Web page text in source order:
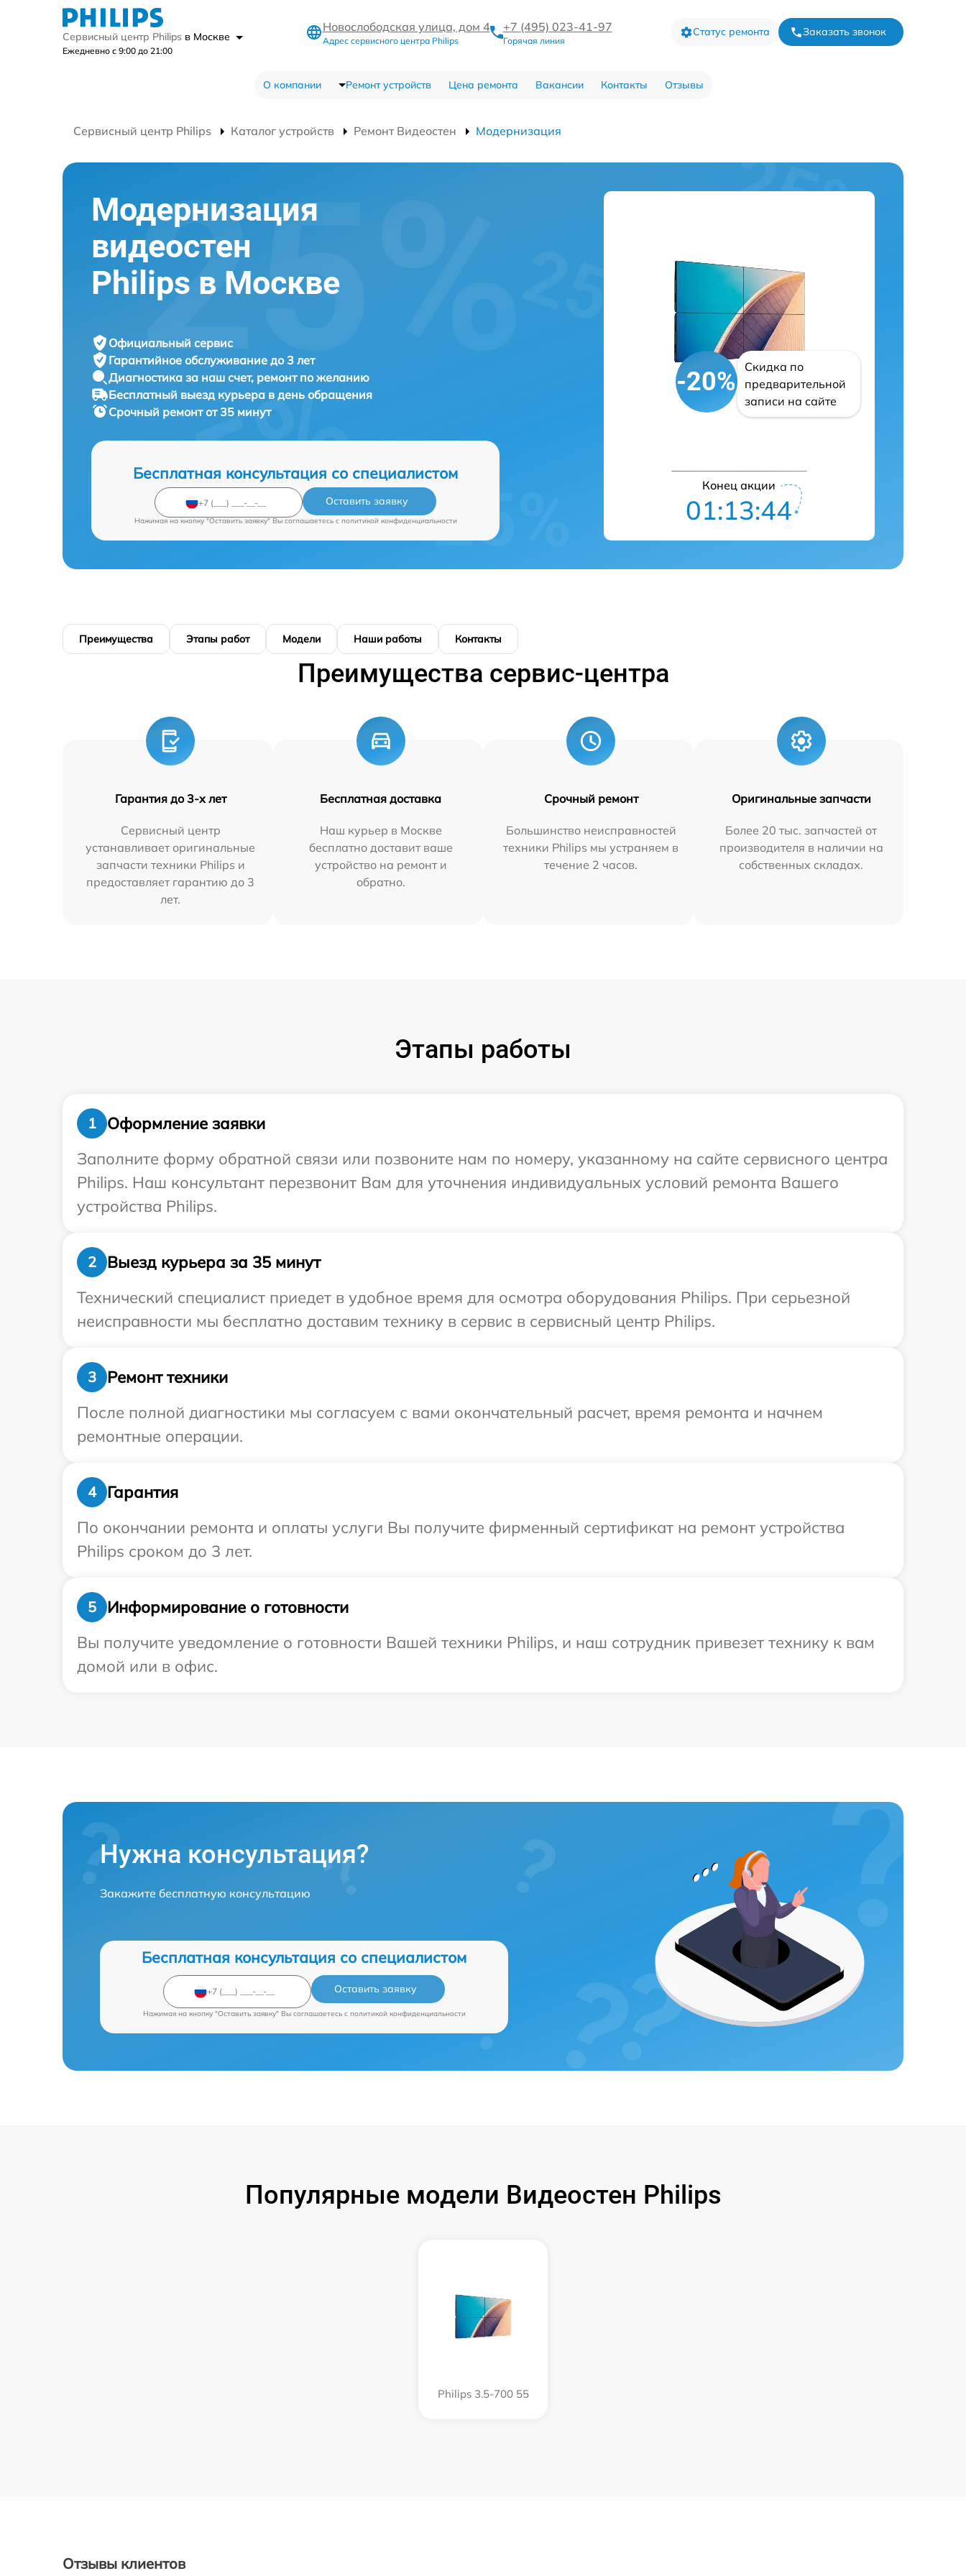
Сервисный центр Philips в Москве
Ежедневно с 9:00 до 21:00
Новослободская улица, дом 4
Адрес сервисного центра Philips
+7 (495) 023-41-97
Горячая линия
Статус ремонта Заказать звонок
О компании Ремонт устройств Цена ремонта Вакансии Контакты Отзывы
Сервисный центр Philips Каталог устройств Ремонт Видеостен Модернизация
Модернизация
видеостен
Philips в Москве
Официальный сервис
Гарантийное обслуживание до 3 лет
Диагностика за наш счет, ремонт по желанию
Бесплатный выезд курьера в день обращения
Срочный ремонтот 35 минут
Бесплатная консультация со специалистом
Оставить заявку
Нажимая на кнопку "Оставить заявку" Вы соглашаетесь c политикой конфиденциальности
-20%
Скидка по
предварительной
записи на сайте
Конец акции
01:13:42
Преимущества Этапы работ Модели Наши работы Контакты
Преимущества сервис-центра
Гарантия до 3-х лет
Сервисный центр
устанавливает оригинальные
запчасти техники Philips и
предоставляет гарантию до 3
лет.
Бесплатная доставка
Наш курьер в Москве
бесплатно доставит ваше
устройство на ремонт и
обратно.
Срочный ремонт
Большинство неисправностей
техники Philips мы устраняем в
течение 2 часов.
Оригинальные запчасти
Более 20 тыс. запчастей от
производителя в наличии на
собственных складах.
Этапы работы
1
Оформление заявки
Заполните форму обратной связи или позвоните нам по номеру, указанному на сайте сервисного центра
Philips. Наш консультант перезвонит Вам для уточнения индивидуальных условий ремонта Вашего
устройства Philips.
2
Выезд курьера за 35 минут
Технический специалист приедет в удобное время для осмотра оборудования Philips. При серьезной
неисправности мы бесплатно доставим технику в сервис в сервисный центр Philips.
3
Ремонт техники
После полной диагностики мы согласуем с вами окончательный расчет, время ремонта и начнем
ремонтные операции.
4
Гарантия
По окончании ремонта и оплаты услуги Вы получите фирменный сертификат на ремонт устройства
Philips сроком до 3 лет.
5
Информирование о готовности
Вы получите уведомление о готовности Вашей техники Philips, и наш сотрудник привезет технику к вам
домой или в офис.
Нужна консультация?
Закажите бесплатную консультацию
Бесплатная консультация со специалистом
Оставить заявку
Нажимая на кнопку "Оставить заявку" Вы соглашаетесь c политикой конфиденциальности
Популярные модели Видеостен Philips
Philips 3.5-700 55
Отзывы клиентов